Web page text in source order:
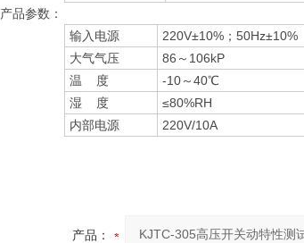
产品参数：
输入电源
220V±10%；50Hz±10%
大气气压
86～106kP
温 度
-10～40℃
湿 度
≤80%RH
内部电源
220V/10A
产品：